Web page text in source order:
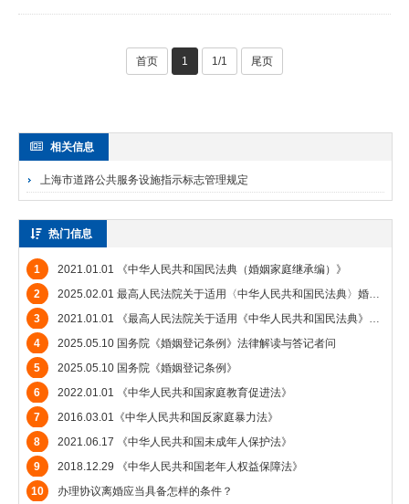
第一条（目的和依据）为了加强本市道路公共服务设施指示
首页
1 1/1 尾页
相关信息
上海市道路公共服务设施指示标志管理规定
热门信息
1
2021.01.01 《中华人民共和国民法典（婚姻家庭继承编）》
2
2025.02.01 最高人民法院关于适用〈中华人民共和国民法典〉婚姻家庭编的解释（二）》
3
2021.01.01 《最高人民法院关于适用《中华人民共和国民法典》婚姻家庭编的解释（一）》
4
2025.05.10 国务院《婚姻登记条例》法律解读与答记者问
5
2025.05.10 国务院《婚姻登记条例》
6
2022.01.01 《中华人民共和国家庭教育促进法》
7
2016.03.01《中华人民共和国反家庭暴力法》
8
2021.06.17 《中华人民共和国未成年人保护法》
9
2018.12.29 《中华人民共和国老年人权益保障法》
10
办理协议离婚应当具备怎样的条件？